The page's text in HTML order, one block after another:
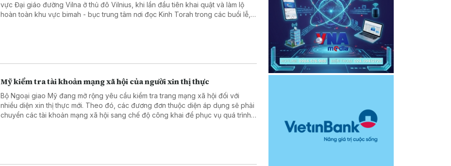
vực Đại giáo đường Vilna ở thủ đô Vilnius, khi lần đầu tiên khai quật và làm lộ
hoàn toàn khu vực bimah - bục trung tâm nơi đọc Kinh Torah trong các buổi lễ,
Mỹ kiểm tra tài khoản mạng xã hội của người xin thị thực
Bộ Ngoại giao Mỹ đang mở rộng yêu cầu kiểm tra trang mạng xã hội đối với
nhiều diện xin thị thực mới. Theo đó, các đương đơn thuộc diện áp dụng sẽ phải
chuyển các tài khoản mạng xã hội sang chế độ công khai để phục vụ quá trình